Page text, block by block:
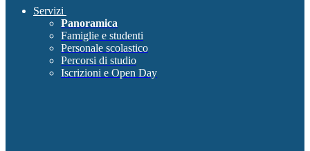
Servizi
Panoramica
Famiglie e studenti
Personale scolastico
Percorsi di studio
Iscrizioni e Open Day